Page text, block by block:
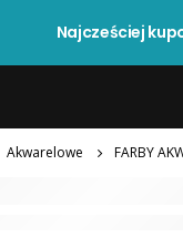
Najcześciej
Akwarelowe FARBY